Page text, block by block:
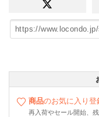
商品のお気に入り登
再入荷やセール開始、